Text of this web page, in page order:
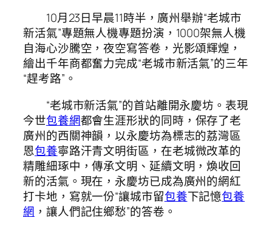
10月23日早晨11時半，廣州舉辦“老城市
新活氣”專題無人機專題扮演，1000架無人機
自海心沙騰空，夜空寫答卷，光影頌輝煌，
繪出千年商都奮力完成“老城市新活氣”的三年
“趕考路”。
“老城市新活氣”的首站離開永慶坊。表現
今世包養網都會生涯形狀的同時，保存了老
廣州的西關神韻，以永慶坊為標志的荔灣區
恩包養寧路汗青文明街區，在老城微改革的
精雕細琢中，傳承文明、延續文明，煥收回
新的活氣。現在，永慶坊已成為廣州的網紅
打卡地，寫就一份“讓城市留包養下記憶包養
網 ，讓人們記住鄉愁”的答卷。